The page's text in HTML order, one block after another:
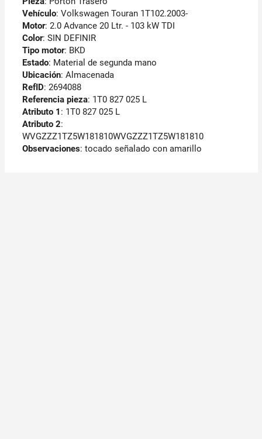
Vehículo: Volkswagen Touran 1T102.2003-
Motor: 2.0 Advance 20 Ltr. - 103 kW TDI
Color: SIN DEFINIR
Tipo motor: BKD
Estado: Material de segunda mano
Ubicación: Almacenada
RefID: 2694088
Referencia pieza: 1T0 827 025 L
Atributo 1 : 1T0 827 025 L
Atributo 2:
WVGZZZ1TZ5W181810WVGZZZ1TZ5W181810
Observaciones: tocado señalado con amarillo